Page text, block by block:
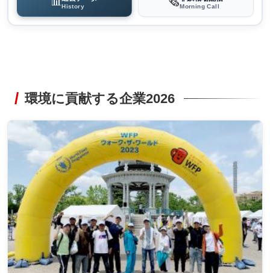
History Morning Call
環境に貢献する企業2026